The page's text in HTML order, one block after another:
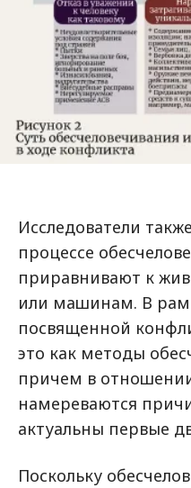
Исследователи
процессе
приравнивают к
или машинам. В
посвященной
это как методы
причем в
намереваются
актуальны первые
Поскольку